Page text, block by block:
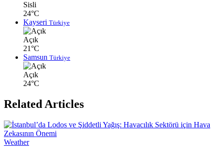
Sisli
24°C
Kayseri Türkiye
Açık
21°C
Samsun Türkiye
Açık
24°C
Related Articles
Weather